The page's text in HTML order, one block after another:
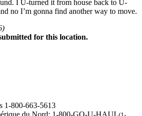
I U-turned it from house back to U-
no I’m gonna find another way to move.
for this location.
1-800-663-5613
du Nord: 1-800-GO-U-HAUL